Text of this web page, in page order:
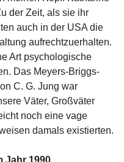
der Zeit, als sie ihr
auch in der USA die
aufrechtzuerhalten.
Art psychologische
Das Meyers-Briggs-
C. G. Jung war
Väter, Großväter
noch eine vage
damals existierten.